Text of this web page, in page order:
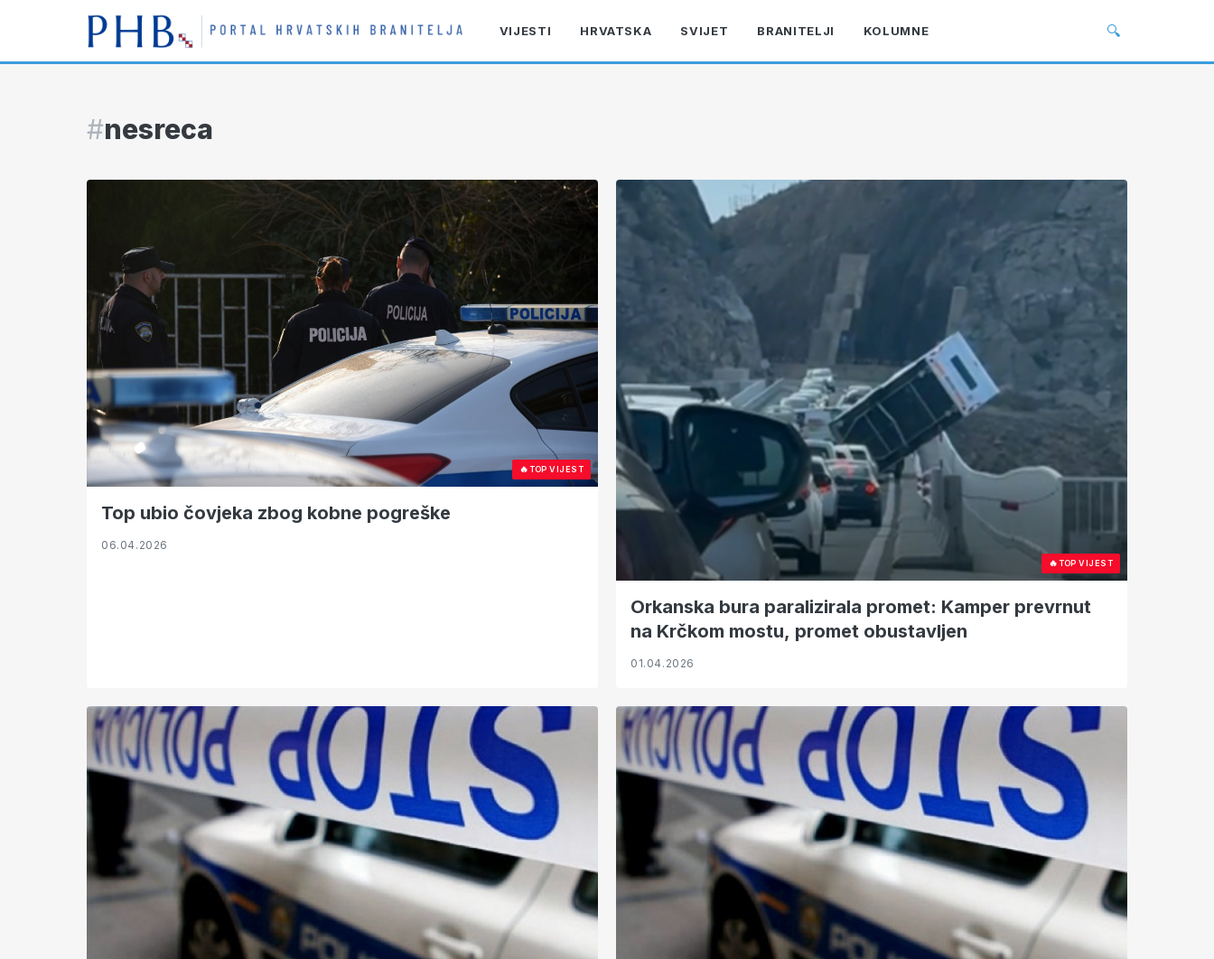
VIJESTI HRVATSKA SVIJET BRANITELJI KOLUMNE 🔍
#nesreca
🔥TOP VIJEST
Top ubio čovjeka zbog kobne pogreške
06.04.2026
🔥TOP VIJEST
Orkanska bura paralizirala promet: Kamper prevrnut
na Krčkom mostu, promet obustavljen
01.04.2026